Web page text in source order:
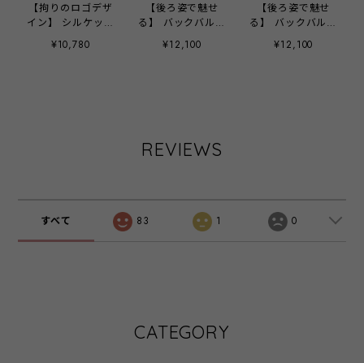
【拘りのロゴデザ
イン】 シルケット
綿・コクーンTシ
ャツ ‐ LER-2641
¥10,780
【後ろ姿で魅せ
る】 バックバルー
ン・チュールドッ
キングT ‐ LER-
¥12,100
【後ろ姿で魅せ
る】 バックバルー
ン・チュールドッ
キングT ‐ LER-
¥12,100
REVIEWS
すべて 83 1 0
CATEGORY